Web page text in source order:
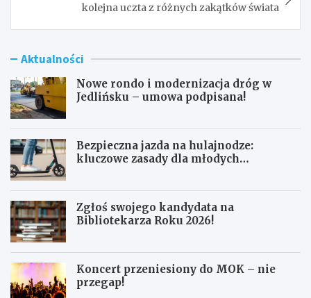
kolejna uczta z różnych zakątków świata
Aktualności
Nowe rondo i modernizacja dróg w
Jedlińsku – umowa podpisana!
Bezpieczna jazda na hulajnodze:
kluczowe zasady dla młodych
Zgłoś swojego kandydata na
Bibliotekarza Roku 2026!
Koncert przeniesiony do MOK – nie
przegap!